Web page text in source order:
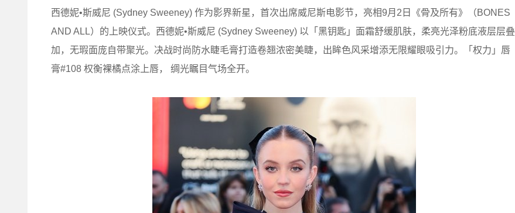
西德妮•斯威尼 (Sydney Sweeney) 作为影界新星，首次出席威尼斯电影节，亮相9月2日《骨及所有》（BONES
AND ALL）的上映仪式。西德妮•斯威尼 (Sydney Sweeney) 以「黑钥匙」面霜舒缓肌肤，柔亮光泽粉底液层层叠
加，无瑕面庞自带聚光。决战时尚防水睫毛膏打造卷翘浓密美睫，出眸色风采增添无限耀眼吸引力。「权力」唇
膏#108 权衡裸橘点涂上唇， 绸光瞩目气场全开。